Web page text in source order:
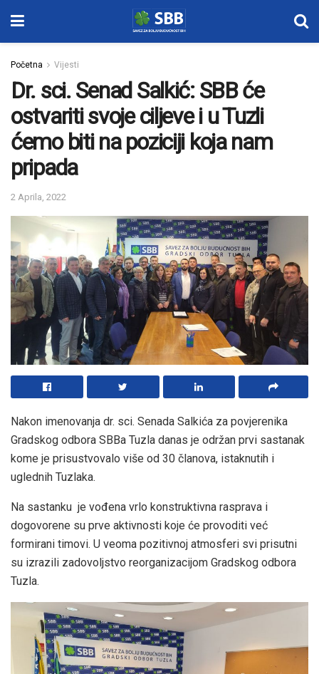
Početna Vijesti
Dr. sci. Senad Salkić: SBB će
ostvariti svoje ciljeve i u Tuzli
ćemo biti na poziciji koja nam
pripada
2 Aprila, 2022
Nakon imenovanja dr. sci. Senada Salkića za povjerenika
Gradskog odbora SBBa Tuzla danas je održan prvi sastanak
kome je prisustvovalo više od 30 članova, istaknutih i
uglednih Tuzlaka.
Na sastanku je vođena vrlo konstruktivna rasprava i
dogovorene su prve aktivnosti koje će provoditi već
formirani timovi. U veoma pozitivnoj atmosferi svi prisutni
su izrazili zadovoljstvo reorganizacijom Gradskog odbora
Tuzla.